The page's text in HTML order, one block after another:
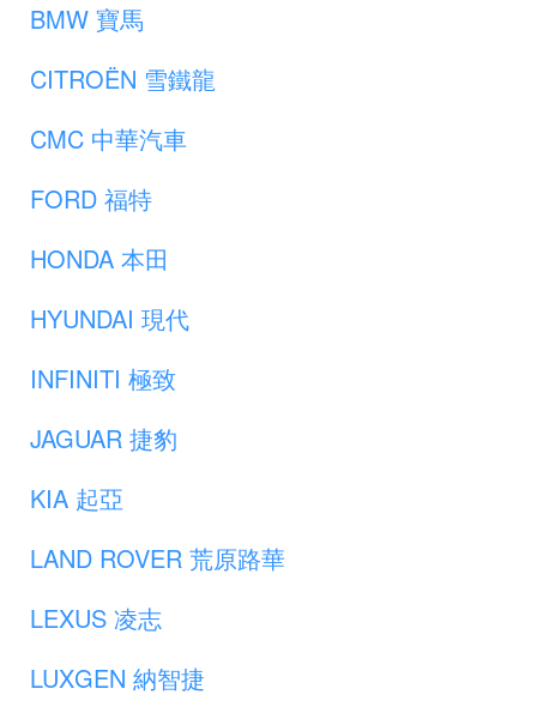
BMW 寶馬
CITROËN 雪鐵龍
CMC 中華汽車
FORD 福特
HONDA 本田
HYUNDAI 現代
INFINITI 極致
JAGUAR 捷豹
KIA 起亞
LAND ROVER 荒原路華
LEXUS 凌志
LUXGEN 納智捷